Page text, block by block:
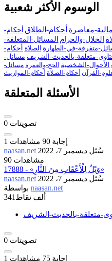
الوسوم الأكثر شعبية
معاصرة أحكام-الطلاق أحكام-
الحلال-والحرام المسائل-المتعلقة-
متفرقة-في-الطهارة الصلاة أحكام-
متعلقة-بالحديث-الشريف مسائل-
الأحوال-الشخصية الحج-والعمرة مسائل-
القرآن أحكام-الصلاة أحكام-المواريث
الأسئلة المتعلقة
0 تصويتات
1 إجابة 90 مشاهدات
naasan.net
سُئل ديسمبر 7، 2022
90 مشاهدات
17888 - «وَيْلٌ لِلْأَعْقَابِ مِنَ النَّارِ»
naasan.net
سُئل ديسمبر 7، 2022
naasan.net
341ألف نقاط
متعلقة-بالحديث-الشريف
0 تصويتات
1 إجابة 75 مشاهدات